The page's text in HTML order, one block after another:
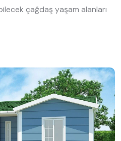
çağdaş yaşam alanları